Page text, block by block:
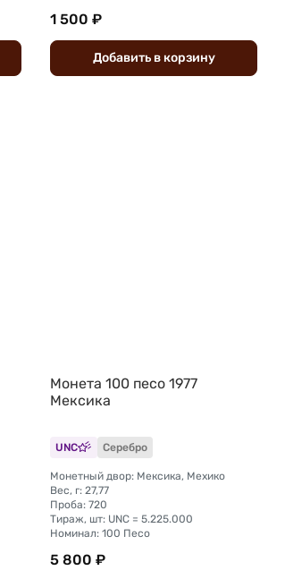
1 500 ₽
Добавить вкорзину
Монета 100 песо 1977
Мексика
UNC Серебро
Монетный двор: Мексика, Мехико
Вес, г: 27,77
Проба: 720
Тираж, шт: UNC = 5.225.000
Номинал: 100 Песо
5 800 ₽